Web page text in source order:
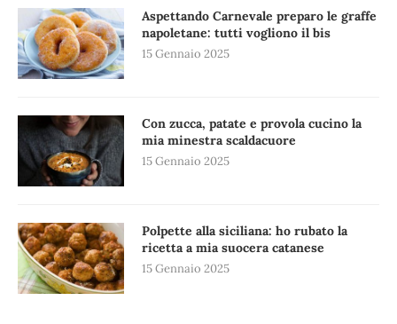
Aspettando Carnevale preparo le graffe
napoletane: tutti vogliono il bis
15 Gennaio 2025
Con zucca, patate e provola cucino la
mia minestra scaldacuore
15 Gennaio 2025
Polpette alla siciliana: ho rubato la
ricetta a mia suocera catanese
15 Gennaio 2025